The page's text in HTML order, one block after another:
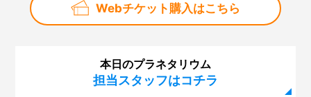
Webチケット購入はこちら
本日のプラネタリウム
担当スタッフはコチラ